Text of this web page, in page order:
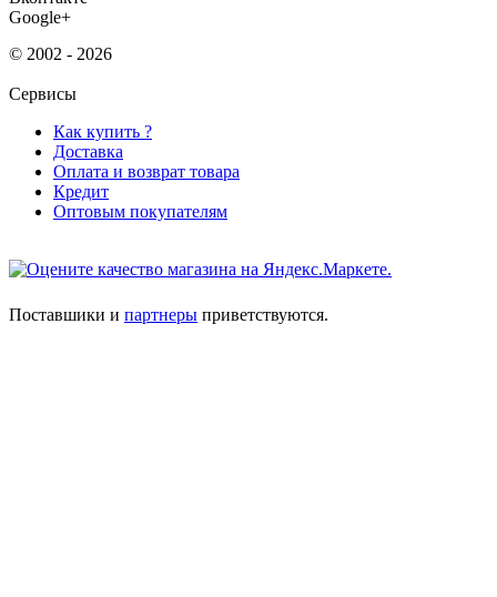
Google+
© 2002 - 2026
Сервисы
Как купить ?
Доставка
Оплата и возврат товара
Кредит
Оптовым покупателям
Поставшики и партнеры приветствуются.